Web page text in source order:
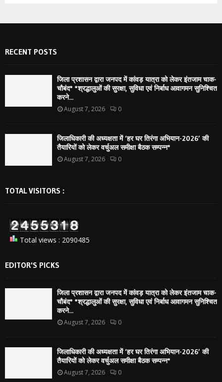
RECENT POSTS
जिला प्रशासन द्वारा जनपद में कांवड़ यात्रा को लेकर इंतजाम चाक-
चौबंद* *श्रद्धालुओं की सुरक्षा, सुविधा एवं निर्बाध आवागमन सुनिश्चित
करने...
August 7, 2026 0
जिलाधिकारी की अध्यक्षता में ‘हर घर तिरंगा अभियान-2026’ की
तैयारियों को लेकर वर्चुअल समीक्षा बैठक सम्पन्न*
August 7, 2026 0
TOTAL VISITORS :
Total views : 2090485
EDITOR'S PICKS
जिला प्रशासन द्वारा जनपद में कांवड़ यात्रा को लेकर इंतजाम चाक-
चौबंद* *श्रद्धालुओं की सुरक्षा, सुविधा एवं निर्बाध आवागमन सुनिश्चित
करने...
August 7, 2026 0
जिलाधिकारी की अध्यक्षता में ‘हर घर तिरंगा अभियान-2026’ की
तैयारियों को लेकर वर्चुअल समीक्षा बैठक सम्पन्न*
August 7, 2026 0